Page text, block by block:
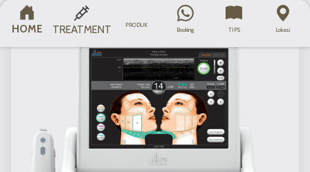
HOME TREATMENT PRODUK
Booking TIPS Lokasi